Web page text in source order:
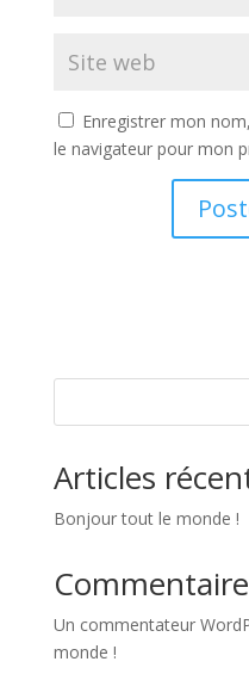
Enregistrer mon
le navigateur pour mon
Articles
Bonjour tout le monde !
Un commentateur
monde !